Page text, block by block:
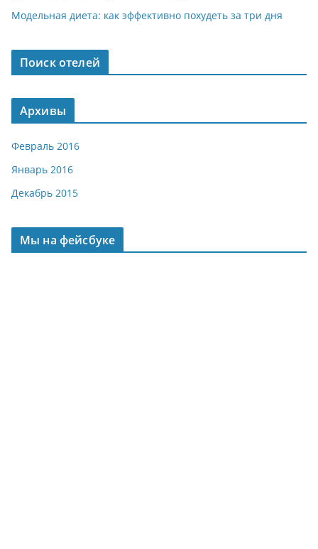
Модельная диета: как эффективно похудеть за три дня
Поиск отелей
Архивы
Февраль 2016
Январь 2016
Декабрь 2015
Мы на фейсбуке